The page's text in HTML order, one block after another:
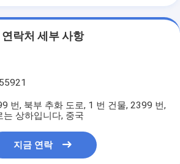
연락처 세부 사항
번, 북부 추화 도로, 1 번 건물, 2399 번,
는 상하입니다, 중국
지금 연락